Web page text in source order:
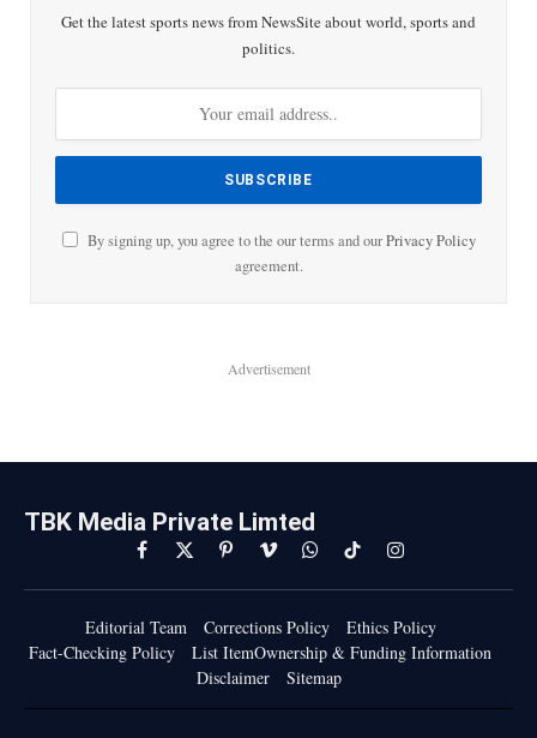
Get the latest sports news from NewsSite about world, sports and
politics.
By signing up, you agree to the our terms and ourPrivacy Policy
agreement.
Advertisement
TBK Media Private Limted
Facebook
X
(Twitter)
PinterestVimeoWhatsAppTikTokInstagram
Editorial Team Corrections Policy
Ethics Policy
Fact-Checking Policy
List ItemOwnership & Funding Information
Disclaimer
Sitemap